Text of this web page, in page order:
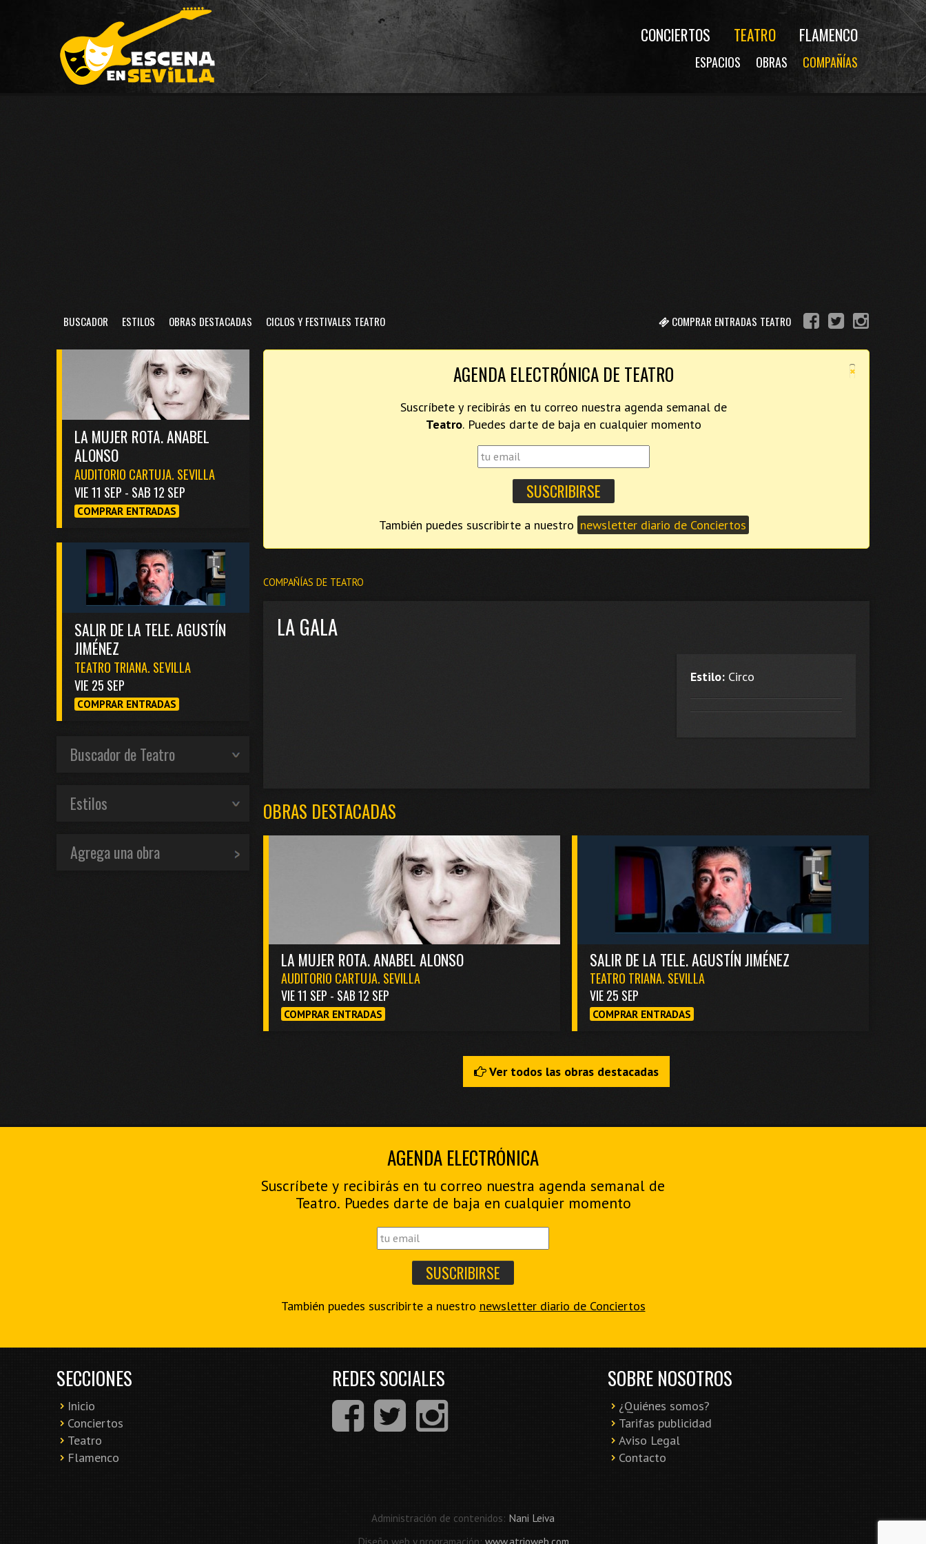
CONCIERTOS TEATRO FLAMENCO
ESPACIOS OBRAS COMPAÑÍAS
COMPRAR ENTRADAS TEATRO
BUSCADOR ESTILOS OBRAS DESTACADAS CICLOS Y FESTIVALES TEATRO
×
AGENDA ELECTRÓNICA DE TEATRO
Suscríbete y recibirás en tu correo nuestra agenda semanal de
Teatro. Puedes darte de baja en cualquier momento
También puedes suscribirte a nuestro newsletter diario de Conciertos
COMPAÑÍAS DE TEATRO
LA GALA
Estilo: Circo
OBRAS DESTACADAS
LA MUJER ROTA. ANABEL ALONSO
AUDITORIO CARTUJA. SEVILLA
VIE 11 SEP - SAB 12 SEP
COMPRAR ENTRADAS
SALIR DE LA TELE. AGUSTÍN JIMÉNEZ
TEATRO TRIANA. SEVILLA
VIE 25 SEP
COMPRAR ENTRADAS
Ver todos las obras destacadas
LA MUJER ROTA. ANABEL
ALONSO
AUDITORIO CARTUJA. SEVILLA
VIE 11 SEP - SAB 12 SEP
COMPRAR ENTRADAS
SALIR DE LA TELE. AGUSTÍN
JIMÉNEZ
TEATRO TRIANA. SEVILLA
VIE 25 SEP
COMPRAR ENTRADAS
Buscador de Teatro
Estilos
Agrega una obra
AGENDA ELECTRÓNICA
Suscríbete y recibirás en tu correo nuestra agenda semanal de
Teatro. Puedes darte de baja en cualquier momento
También puedes suscribirte a nuestro newsletter diario de Conciertos
SECCIONES
Inicio
Conciertos
Teatro
Flamenco
REDES SOCIALES SOBRE NOSOTROS
¿Quiénes somos?
Tarifas publicidad
Aviso Legal
Contacto
Administración de contenidos: Nani Leiva
Diseño web y programación: www.atrioweb.com